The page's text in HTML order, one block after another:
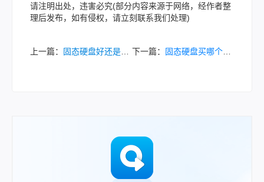
请注明出处，违害必究(部分内容来源于网络，经作者整
理后发布，如有侵权，请立刻联系我们处理)
上一篇： 固态硬盘好还是机械硬盘好：技术差异与选择指南！ 下一篇： 固态硬盘买哪个比较好？2025年高性价比SSD推荐！